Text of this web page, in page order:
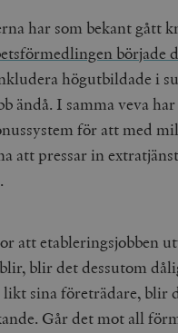
har som bekant gått
började
högutbildade i
ändå. I samma veva
för att med
att pressar in
att etableringsjobben
blir det dessutom
likt sina företrädare, blir
Går det mot all